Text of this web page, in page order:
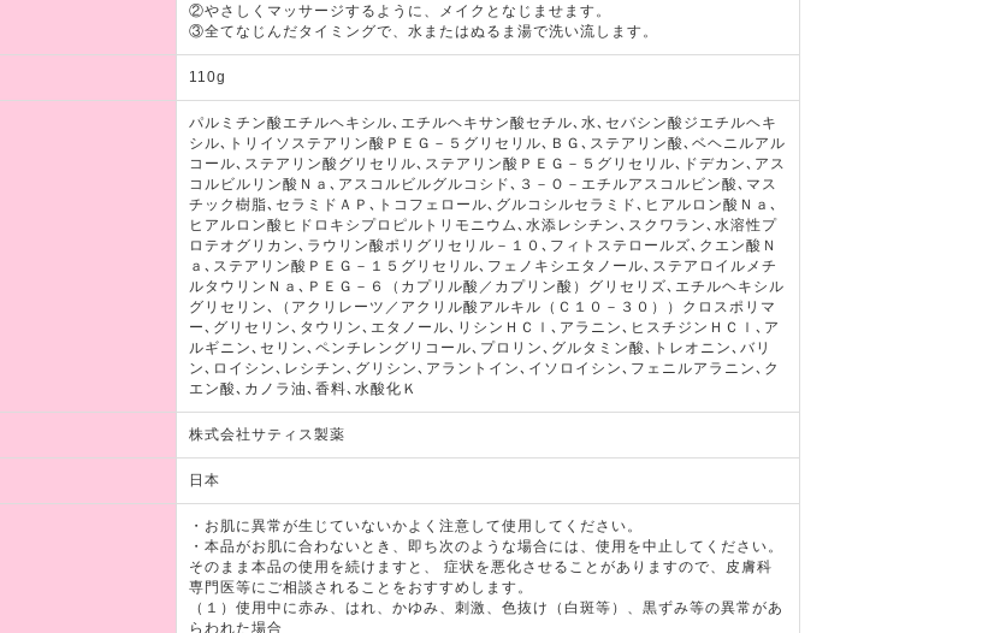
②やさしくマッサージするように、メイクとなじませます。
③全てなじんだタイミングで、水またはぬるま湯で洗い流します。
110g
パルミチン酸エチルヘキシル､エチルヘキサン酸セチル､水､セバシン酸ジエチルヘキ
シル､トリイソステアリン酸ＰＥＧ－５グリセリル､ＢＧ､ステアリン酸､ベヘニルアル
コール､ステアリン酸グリセリル､ステアリン酸ＰＥＧ－５グリセリル､ドデカン､アス
コルビルリン酸Ｎａ､アスコルビルグルコシド､３－Ｏ－エチルアスコルビン酸､マス
チック樹脂､セラミドＡＰ､トコフェロール､グルコシルセラミド､ヒアルロン酸Ｎａ､
ヒアルロン酸ヒドロキシプロピルトリモニウム､水添レシチン､スクワラン､水溶性プ
ロテオグリカン､ラウリン酸ポリグリセリル－１０､フィトステロールズ､クエン酸Ｎ
ａ､ステアリン酸ＰＥＧ－１５グリセリル､フェノキシエタノール､ステアロイルメチ
ルタウリンＮａ､ＰＥＧ－６（カプリル酸／カプリン酸）グリセリズ､エチルヘキシル
グリセリン､（アクリレーツ／アクリル酸アルキル（Ｃ１０－３０））クロスポリマ
ー､グリセリン､タウリン､エタノール､リシンＨＣｌ､アラニン､ヒスチジンＨＣｌ､ア
ルギニン､セリン､ペンチレングリコール､プロリン､グルタミン酸､トレオニン､バリ
ン､ロイシン､レシチン､グリシン､アラントイン､イソロイシン､フェニルアラニン､ク
エン酸､カノラ油､香料､水酸化Ｋ
株式会社サティス製薬
日本
・お肌に異常が生じていないかよく注意して使用してください。
・本品がお肌に合わないとき、即ち次のような場合には、使用を中止してください。
そのまま本品の使用を続けますと、 症状を悪化させることがありますので、皮膚科
専門医等にご相談されることをおすすめします。
（１）使用中に赤み、はれ、かゆみ、刺激、色抜け（白斑等）、黒ずみ等の異常があ
らわれた場合